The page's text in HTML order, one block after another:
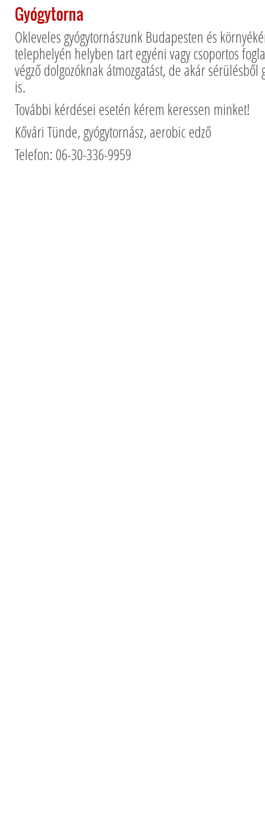
Gyógytorna
Okleveles gyógytornászunk Budapesten és
telephelyén helyben tart egyéni vagy csoportos
végző dolgozóknak átmozgatást, de akár sérülésből
is.
További kérdései esetén kérem keressen minket!
Kővári Tünde, gyógytornász, aerobic edző
Telefon: 06-30-336-9959